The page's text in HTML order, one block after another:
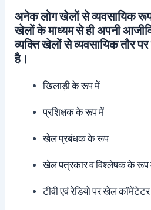
अनेक लोग खेलों से व्यवसायिक
खेलों के माध्यम से ही अपनी
व्यक्ति खेलों से व्यवसायिक तौर
है।
खिलाड़ी के रूप में
प्रशिक्षक के रूप में
खेल प्रबंधक के रूप
खेल पत्रकार व विश्लेषक के रूप
टीवी एवं रेडियो पर खेल